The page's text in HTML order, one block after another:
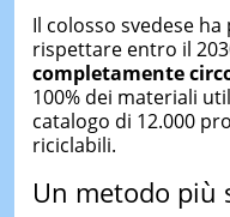
Il colosso svedese
rispettare entro il
completamente
100% dei materiali
catalogo di 12.000
riciclabili.
Un metodo più